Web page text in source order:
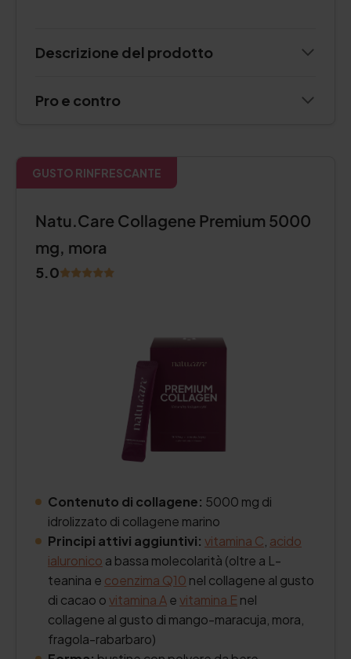
Descrizione del prodotto
Pro e contro
GUSTO RINFRESCANTE
Natu.Care Collagene Premium 5000
mg, mora
5.0
Contenuto di collagene: 5000 mg di
idrolizzato di collagene marino
Principi attivi aggiuntivi: vitamina C, acido
ialuronico a bassa molecolarità (oltre a L-
teanina e coenzima Q10 nel collagene al gusto
di cacao ovitamina Aevitamina E nel
collagene al gusto di mango-maracuja, mora,
fragola-rabarbaro)